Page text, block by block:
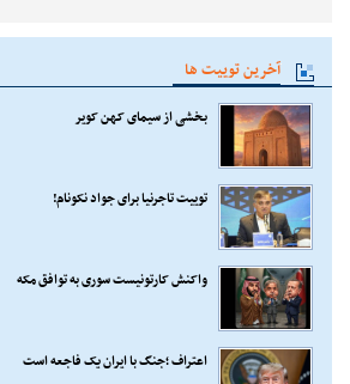
آخرین توییت ها
بخشی از سیمای کهن کویر
توییت تاجرنیا برای جواد نکونام!
واکنش کارتونیست سوری به توافق مکه
اعتراف ؛جنگ با ایران یک فاجعه است